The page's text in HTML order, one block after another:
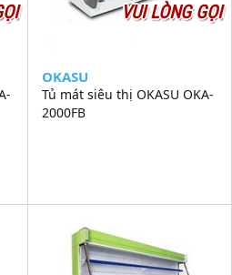
VUI LÒNG GỌI
OKASU
Tủ mát siêu thị OKASU OKA-
2000FB